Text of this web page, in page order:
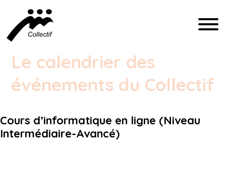
ENGLISH
ESPAÑOL
INFO@CFIQ.CA
Le calendrier des
événements du Collectif
Cours d’informatique en ligne (Niveau
Intermédiaire-Avancé)